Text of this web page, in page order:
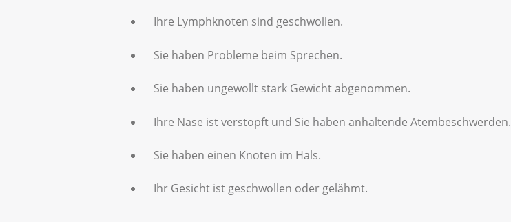
Ihre Lymphknoten sind geschwollen.
Sie haben Probleme beim Sprechen.
Sie haben ungewollt stark Gewicht abgenommen.
Ihre Nase ist verstopft und Sie haben anhaltende Atembeschwerden.
Sie haben einen Knoten im Hals.
Ihr Gesicht ist geschwollen oder gelähmt.